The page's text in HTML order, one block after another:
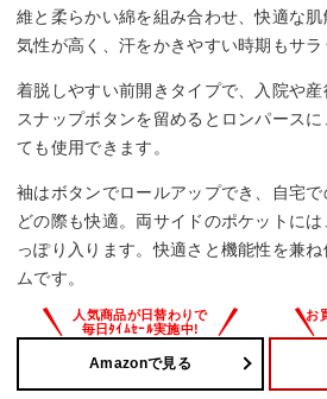
維と柔らかい綿を組み合わせ、快適な
気性が高く、汗をかきやすい時期もサラ
着脱しやすい前開きタイプで、入院や
スナップボタンを留めるとロンパース
ても使用できます。
袖はボタンでロールアップでき、自宅
どの際も快適。両サイドのポケットに
っぽり入ります。快適さと機能性を兼
ムです。
Amazonで見る